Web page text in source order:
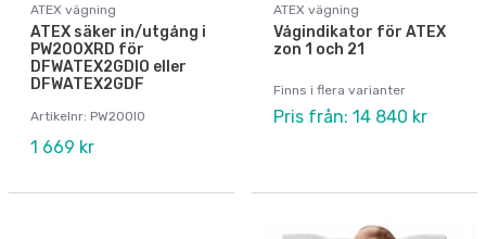
ATEX vägning
ATEX säker in/utgång i
PW200XRD för
DFWATEX2GDIO eller
DFWATEX2GDF
Artikelnr: PW200IO
1 669 kr
ATEX vägning
Vågindikator för ATEX
zon 1 och 21
Finns i flera varianter
Pris från: 14 840 kr